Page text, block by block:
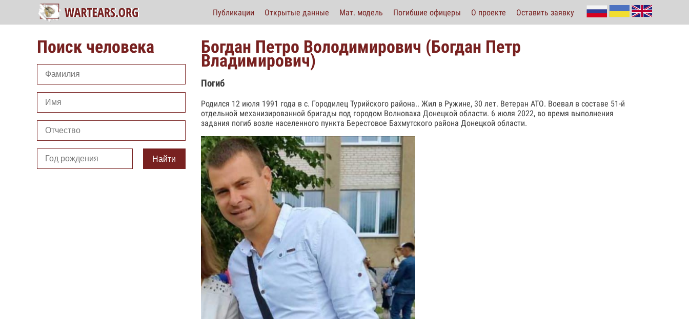
Публикации Открытые данные Мат. модель Погибшие офицеры О проекте Оставить заявку
Поиск человека
Найти
Богдан Петро Володимирович (Богдан Петр
Владимирович)
Погиб
Родился 12 июля 1991 года в с. Городилец Турийского района.. Жил в Ружине, 30 лет. Ветеран АТО. Воевал в составе 51-й
отдельной механизированной бригады под городом Волноваха Донецкой области. 6 июля 2022, во время выполнения
задания погиб возле населенного пункта Берестовое Бахмутского района Донецкой области.